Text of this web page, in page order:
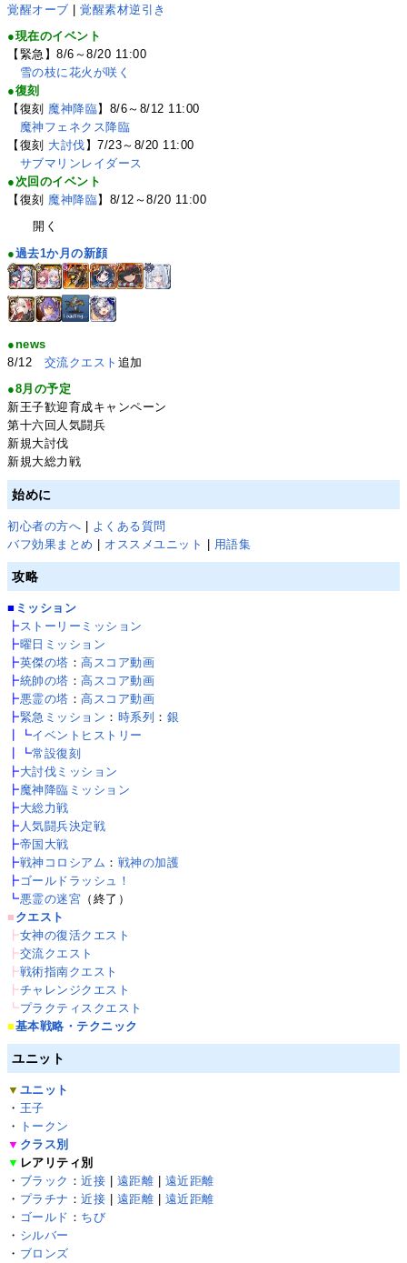
覚醒オーブ |覚醒素材逆引き
●現在のイベント
【緊急】8/6～8/20 11:00
雪の枝に花火が咲く
●復刻
【復刻 魔神降臨】8/6～8/12 11:00
魔神フェネクス降臨
【復刻 大討伐 】7/23～8/20 11:00
サブマリンレイダース
●次回のイベント
【復刻 魔神降臨】8/12～8/20 11:00
開く
●過去1か月の新顔
●news
8/12 交流クエスト 追加
●8月の予定
新王子歓迎育成キャンペーン
第十六回人気闘兵
新規大討伐
新規大総力戦
始めに
初心者の方へ | よくある質問
バフ効果まとめ | オススメユニット | 用語集
攻略
■ ミッション
┣ ストーリーミッション
┣曜日ミッション
┣英傑の塔 ：高スコア動画
┣統帥の塔 ：高スコア動画
┣悪霊の塔 ：高スコア動画
┣緊急ミッション ： 時系列 ： 銀
┃┗イベントヒストリー
┃┗常設復刻
┣大討伐ミッション
┣魔神降臨ミッション
┣大総力戦
┣ 人気闘兵決定戦
┣帝国大戦
┣戦神コロシアム ： 戦神の加護
┣ ゴールドラッシュ！
┗悪霊の迷宮 （終了）
■ クエスト
┣女神の復活クエスト
┣交流クエスト
┣戦術指南クエスト
┣チャレンジクエスト
┗プラクティスクエスト
■基本戦略・テクニック
ユニット
▼ ユニット
・ 王子
・
トークン
▼ クラス別
▼ レアリティ別
・ ブラック ：近接 遠距離
遠近距離
・ プラチナ ：近接 遠距離
遠近距離
・ ゴールド ： ちび
・ シルバー
・ ブロンズ